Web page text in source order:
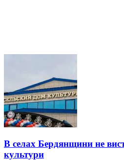
В селах Бердянщини не
культури